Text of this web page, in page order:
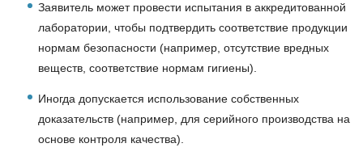
Заявитель может провести испытания в аккредитованной
лаборатории, чтобы подтвердить соответствие продукции
нормам безопасности (например, отсутствие вредных
веществ, соответствие нормам гигиены).
Иногда допускается использование собственных
доказательств (например, для серийного производства на
основе контроля качества).